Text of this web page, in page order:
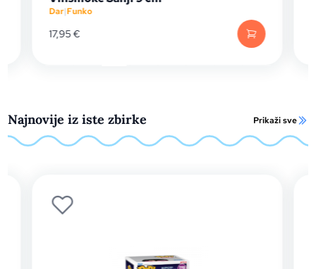
Dar|Funko
17,95€
Najnovije iz iste zbirke Prikaži sve